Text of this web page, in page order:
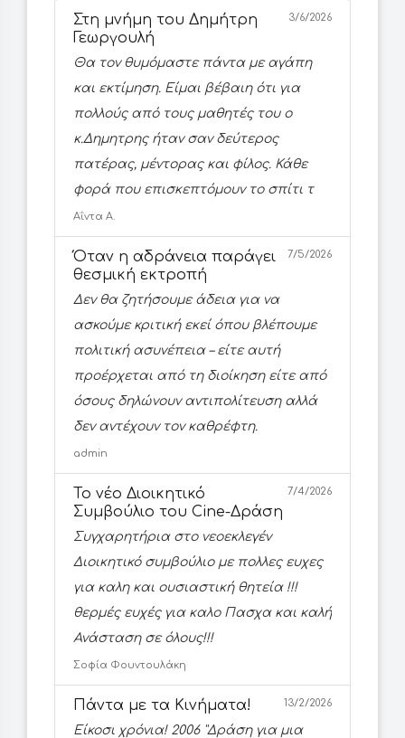
Στη μνήμη του Δημήτρη
Γεωργουλή
3/6/2026
Θα τον θυμόμαστε πάντα με αγάπη
και εκτίμηση. Είμαι βέβαιη ότι για
πολλούς από τους μαθητές του ο
κ.Δημητρης ήταν σαν δεύτερος
πατέρας, μέντορας και φίλος. Κάθε
φορά που επισκεπτόμουν το σπίτι τ
Αΐντα Α.
Όταν η αδράνεια παράγει
θεσμική εκτροπή
7/5/2026
Δεν θα ζητήσουμε άδεια για να
ασκούμε κριτική εκεί όπου βλέπουμε
πολιτική ασυνέπεια – είτε αυτή
προέρχεται από τη διοίκηση είτε από
όσους δηλώνουν αντιπολίτευση αλλά
δεν αντέχουν τον καθρέφτη.
admin
Το νέο Διοικητικό
Συμβούλιο του Cine-Δράση
7/4/2026
Συγχαρητήρια στο νεοεκλεγέν
Διοικητικό συμβούλιο με πολλες ευχες
για καλη και ουσιαστική θητεία !!!
θερμές ευχές για καλο Πασχα και καλή
Ανάσταση σε όλους!!!
Σοφία Φουντουλάκη
Πάντα με τα Κινήματα! 13/2/2026
Είκοσι χρόνια! 2006 ''Δράση για μια